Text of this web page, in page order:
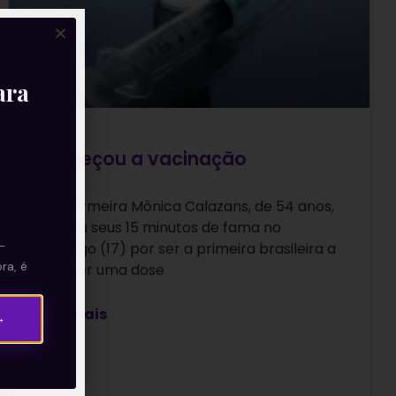
Começou a vacinação
A enfermeira Mônica Calazans, de 54 anos,
ganhou seus 15 minutos de fama no
domingo (17) por ser a primeira brasileira a
receber uma dose
Leia mais
é